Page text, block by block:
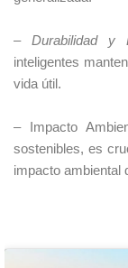
– Durabilidad y
inteligentes
vida útil.
– Impacto
sostenibles, es
impacto ambiental